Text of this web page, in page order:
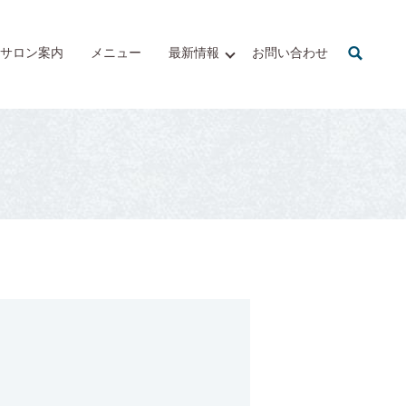
サロン案内 メニュー 最新情報 お問い合わせ